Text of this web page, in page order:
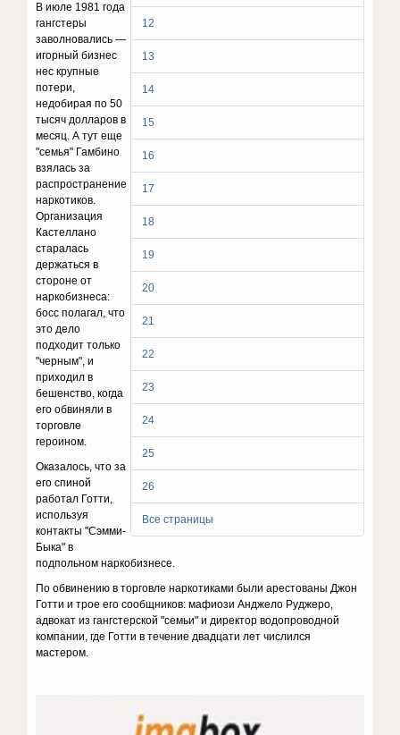
12
13
14
15
16
17
18
19
20
21
22
23
24
25
26
Все страницы
В июле 1981 года
гангстеры
заволновались —
игорный бизнес
нес крупные
потери,
недобирая по 50
тысяч долларов в
месяц. А тут еще
"семья" Гамбино
взялась за
распространение
наркотиков.
Организация
Кастеллано
старалась
держаться в
стороне от
наркобизнеса:
босс полагал, что
это дело
подходит только
"черным", и
приходил в
бешенство, когда
его обвиняли в
торговле
героином.
Оказалось, что за
его спиной
работал Готти,
используя
контакты "Сэмми-
Быка" в
подпольном наркобизнесе.
По обвинению в торговле наркотиками были арестованы Джон
Готти и трое его сообщников: мафиози Анджело Руджеро,
адвокат из гангстерской "семьи" и директор водопроводной
компании, где Готти в течение двадцати лет числился
мастером.